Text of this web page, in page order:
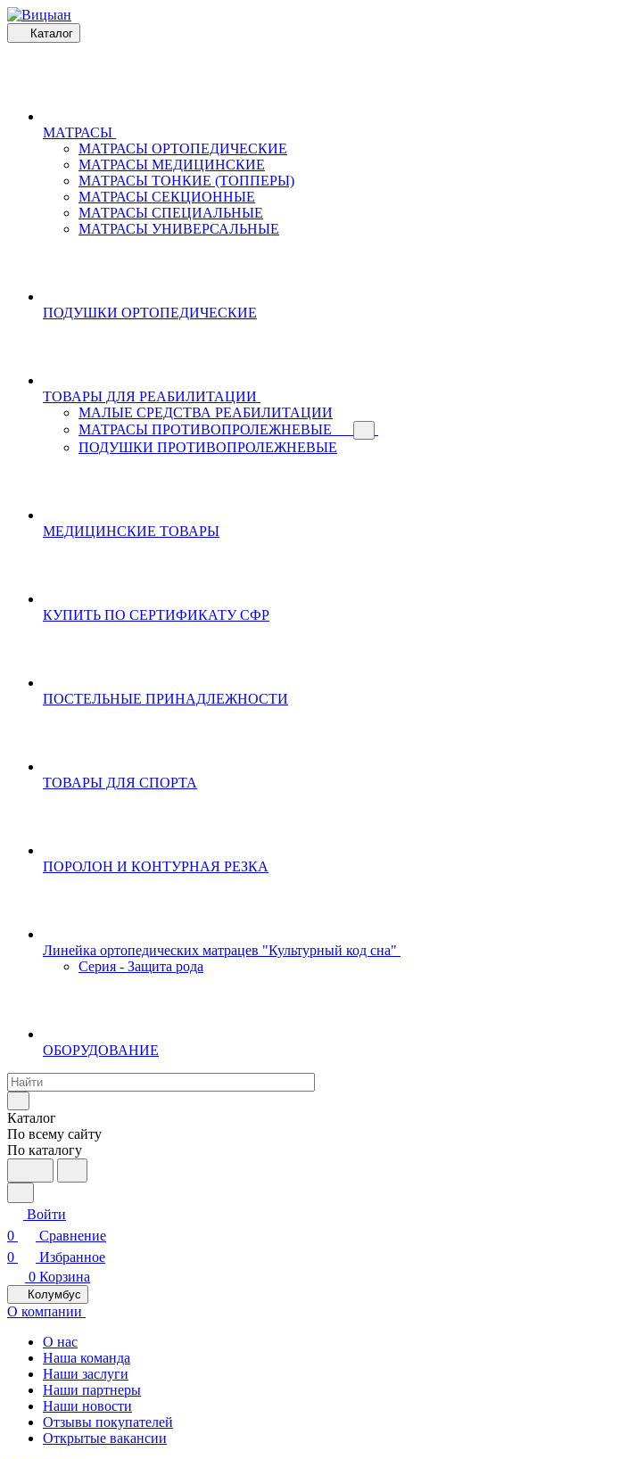
Каталог
МАТРАСЫ
МАТРАСЫ ОРТОПЕДИЧЕСКИЕ
МАТРАСЫ МЕДИЦИНСКИЕ
МАТРАСЫ ТОНКИЕ (ТОППЕРЫ)
МАТРАСЫ СЕКЦИОННЫЕ
МАТРАСЫ СПЕЦИАЛЬНЫЕ
МАТРАСЫ УНИВЕРСАЛЬНЫЕ
ПОДУШКИ ОРТОПЕДИЧЕСКИЕ
ТОВАРЫ ДЛЯ РЕАБИЛИТАЦИИ
МАЛЫЕ СРЕДСТВА РЕАБИЛИТАЦИИ
МАТРАСЫ ПРОТИВОПРОЛЕЖНЕВЫЕ
ПОДУШКИ ПРОТИВОПРОЛЕЖНЕВЫЕ
МЕДИЦИНСКИЕ ТОВАРЫ
КУПИТЬ ПО СЕРТИФИКАТУ СФР
ПОСТЕЛЬНЫЕ ПРИНАДЛЕЖНОСТИ
ТОВАРЫ ДЛЯ СПОРТА
ПОРОЛОН И КОНТУРНАЯ РЕЗКА
Линейка ортопедических матрацев "Культурный код сна"
Серия - Защита рода
ОБОРУДОВАНИЕ
Каталог
По всему сайту
По каталогу
Войти
0
Сравнение
0
Избранное
0 Корзина
Колумбус
О компании
О нас
Наша команда
Наши заслуги
Наши партнеры
Наши новости
Отзывы покупателей
Открытые вакансии